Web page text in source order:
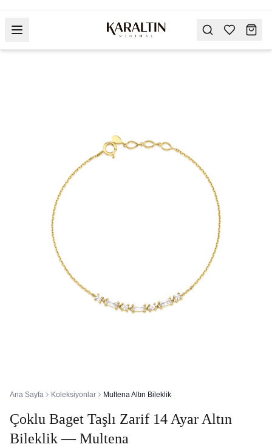
Ana Sayfa Koleksiyonlar Multena Altın Bileklik
Çoklu Baget Taşlı Zarif 14 Ayar Altın
Bileklik — Multena